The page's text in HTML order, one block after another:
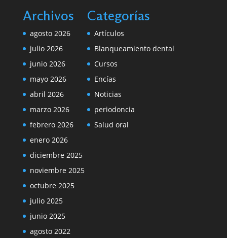
Archivos
agosto 2026
julio 2026
junio 2026
mayo 2026
abril 2026
marzo 2026
febrero 2026
enero 2026
diciembre 2025
noviembre 2025
octubre 2025
julio 2025
junio 2025
agosto 2022
Categorías
Artículos
Blanqueamiento dental
Cursos
Encías
Noticias
periodoncia
Salud oral